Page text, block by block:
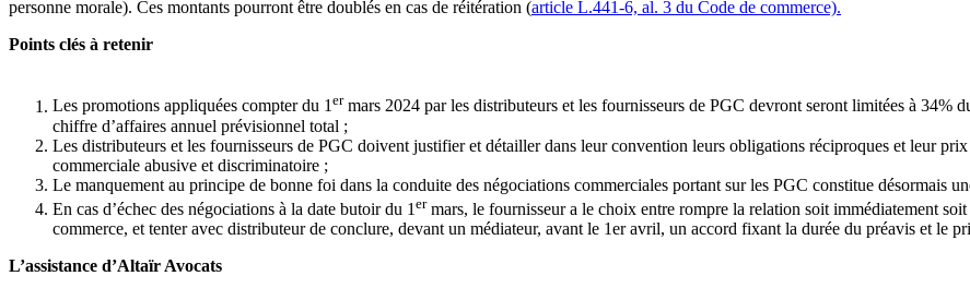
personne morale). Ces montants pourront être doublés en cas de réitération (article L.441-6, al. 3 du Code de commerce).
Points clés à retenir
Les promotions appliquées compter du 1ermars 2024 par les distributeurs et les fournisseurs de PGC devront seront limitées à 34%
chiffre d’affaires annuel prévisionnel total ;
Les distributeurs et les fournisseurs de PGC doivent justifier et détailler dans leur convention leurs obligations réciproques et leur
commerciale abusive et discriminatoire ;
Le manquement au principe de bonne foi dans la conduite des négociations commerciales portant sur les PGC constitue désormais
En cas d’échec des négociations à la date butoir du 1 ermars, le fournisseur a le choix entre rompre la relation soit immédiatement
commerce, et tenter avec distributeur de conclure, devant un médiateur, avant le 1er avril, un accord fixant la durée du préavis et le
L’assistance d’Altaïr Avocats